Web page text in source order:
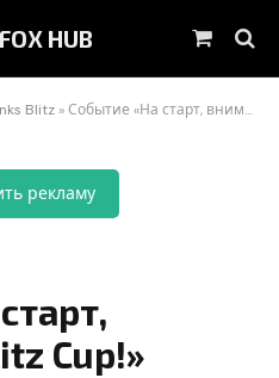
HUB Корзина
Blitz »Событие «На старт, внимание, Blitz Cup!»
рекламу
Cup!»